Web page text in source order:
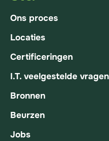
Ons proces
Locaties
Certificeringen
I.T. veelgestelde vragen
Bronnen
Beurzen
Jobs